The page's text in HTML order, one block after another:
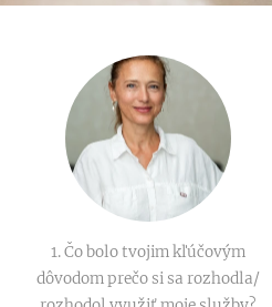
1. Čo bolo tvojim kľúčovým
dôvodom prečo si sa rozhodla/